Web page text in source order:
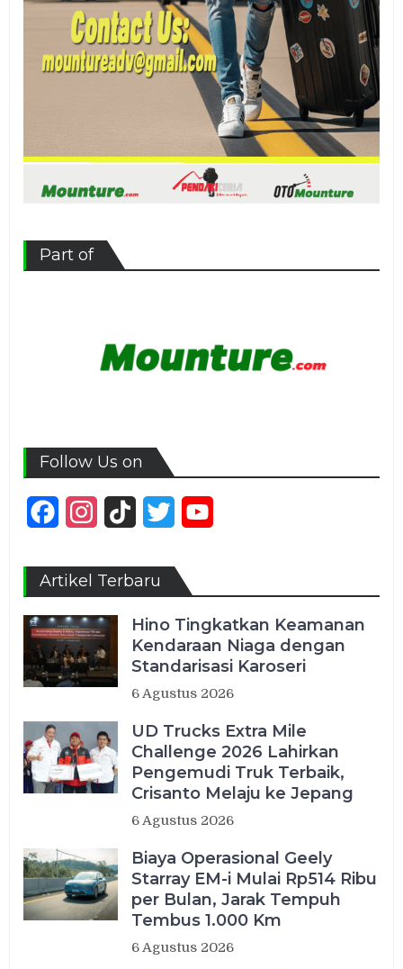
Part of
Follow Us on
FacebookInstagram
TikTok Twitter
Artikel Terbaru
Hino Tingkatkan Keamanan
Kendaraan Niaga dengan
Standarisasi Karoseri
6 Agustus 2026
UD Trucks Extra Mile
Challenge 2026 Lahirkan
Pengemudi Truk Terbaik,
Crisanto Melaju ke Jepang
6 Agustus 2026
Biaya Operasional Geely
Starray EM-i Mulai Rp514 Ribu
per Bulan, Jarak Tempuh
Tembus 1.000 Km
6 Agustus 2026